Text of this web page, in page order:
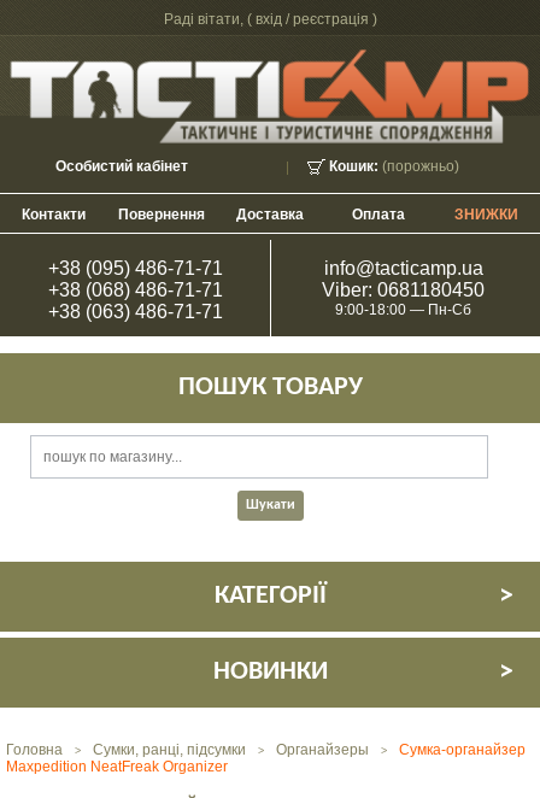
Раді вітати, ( вхід / реєстрація )
Кошик: (порожньо)
Особистий кабінет
Контакти Повернення Доставка Оплата ЗНИЖКИ
+38 (095) 486-71-71
+38 (068) 486-71-71
+38 (063) 486-71-71
info@tacticamp.ua
Viber: 0681180450
9:00-18:00 — Пн-Сб
ПОШУК ТОВАРУ
КАТЕГОРІЇ
НОВИНКИ
Головна > Сумки, ранці, підсумки > Органайзеры >
Сумка-органайзер
Maxpedition NeatFreak Organizer